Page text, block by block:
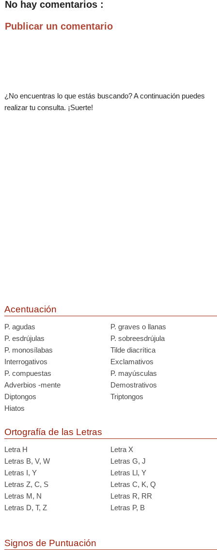
No hay comentarios :
Publicar un comentario
¿No encuentras lo que estás buscando? A continuación puedes
realizar tu consulta. ¡Suerte!
Acentuación
P. agudas
P. graves o llanas
P. esdrújulas
P. sobreesdrújula
P. monosílabas
Tilde diacrítica
Interrogativos
Exclamativos
P. compuestas
P. mayúsculas
Adverbios -mente
Demostrativos
Diptongos
Triptongos
Hiatos
Ortografía de las Letras
Letra H
Letra X
Letras B, V, W
Letras G, J
Letras I, Y
Letras Ll, Y
Letras Z, C, S
Letras C, K, Q
Letras M, N
Letras R, RR
Letras D, T, Z
Letras P, B
Signos de Puntuación